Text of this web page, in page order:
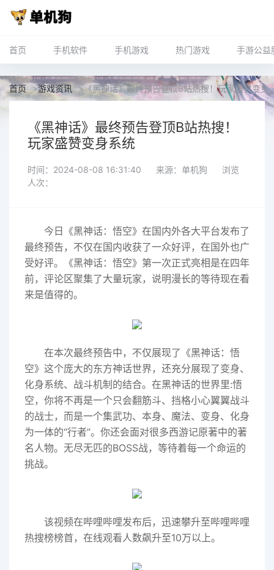
首页 手机软件 手机游戏 热门游戏 手游公益
首页 >游戏资讯 >《黑神话》最终预告登顶B站热搜！玩家盛赞变身
《黑神话》最终预告登顶B站热搜！
玩家盛赞变身系统
时间：2024-08-08 16:31:40 来源：单机狗
浏览
人次：
今日《黑神话：悟空》在国内外各大平台发布了
最终预告，不仅在国内收获了一众好评，在国外也广
受好评。《黑神话：悟空》第一次正式亮相是在四年
前，评论区聚集了大量玩家，说明漫长的等待现在看
来是值得的。
在本次最终预告中，不仅展现了《黑神话：悟
空》这个庞大的东方神话世界，还充分展现了变身、
化身系统、战斗机制的结合。在黑神话的世界里:悟
空，你将不再是一个只会翻筋斗、挡格小心翼翼战斗
的战士，而是一个集武功、本身、魔法、变身、化身
为一体的“行者”。你还会面对很多西游记原著中的著
名人物。无尽无匹的BOSS战，等待着每一个命运的
挑战。
该视频在哔哩哔哩发布后，迅速攀升至哔哩哔哩
热搜榜榜首，在线观看人数飙升至10万以上。